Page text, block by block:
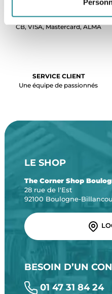
PAIEMENT SÉCURISÉ
CB, VISA, Mastercard, ALMA
SERVICE CLIENT
Une équipe de passionnés
LE SHOP
The Corner Shop
28 rue de l'Est
92100 Boulogne-
BESOIN D’UN
01 47 31 84 24